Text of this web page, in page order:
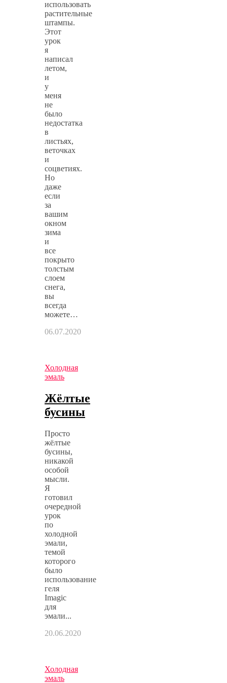
использовать
растительные
штампы.
Этот
урок
я
написал
летом,
и
у
меня
не
было
недостатка
в
листьях,
веточках
и
соцветиях.
Но
даже
если
за
вашим
окном
зима
и
все
покрыто
толстым
слоем
снега,
вы
всегда
можете…
06.07.2020
Холодная
эмаль
Жёлтые
бусины
Просто
жёлтые
бусины,
никакой
особой
мысли.
Я
готовил
очередной
урок
по
холодной
эмали,
темой
которого
было
использование
геля
Imagic
для
эмали...
20.06.2020
Холодная
эмаль